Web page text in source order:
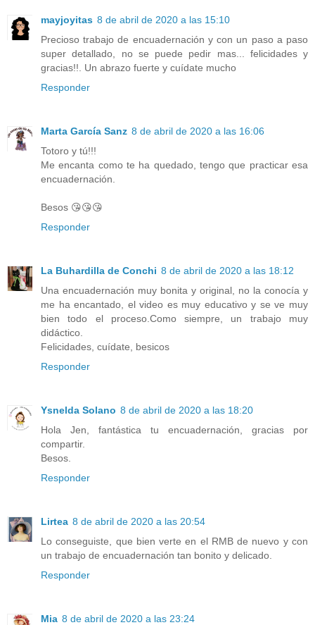
mayjoyitas 8 de abril de 2020 a las 15:10
Precioso trabajo de encuadernación y con un paso a paso
super detallado, no se puede pedir mas... felicidades y
gracias!!. Un abrazo fuerte y cuídate mucho
Responder
Marta García Sanz 8 de abril de 2020 a las 16:06
Totoro y tú!!!
Me encanta como te ha quedado, tengo que practicar esa
encuadernación.
Besos 😘😘😘
Responder
La Buhardilla de Conchi 8 de abril de 2020 a las 18:12
Una encuadernación muy bonita y original, no la conocía y
me ha encantado, el video es muy educativo y se ve muy
bien todo el proceso.Como siempre, un trabajo muy
didáctico.
Felicidades, cuídate, besicos
Responder
Ysnelda Solano 8 de abril de 2020 a las 18:20
Hola Jen, fantástica tu encuadernación, gracias por
compartir.
Besos.
Responder
Lirtea 8 de abril de 2020 a las 20:54
Lo conseguiste, que bien verte en el RMB de nuevo y con
un trabajo de encuadernación tan bonito y delicado.
Responder
Mia 8 de abril de 2020 a las 23:24